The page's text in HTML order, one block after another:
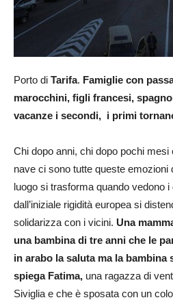
Porto di Tarifa. Famiglie con
marocchini, figli francesi,
vacanze i secondi, i primi
Chi dopo anni, chi dopo pochi mesi
nave ci sono tutte queste emozioni
luogo si trasforma quando vedono
dall’iniziale rigidità europea si
solidarizza con i vicini. Una
una bambina di tre anni che le
in arabo la saluta ma la bambina
spiega Fatima, una ragazza di
Siviglia e che è sposata con un